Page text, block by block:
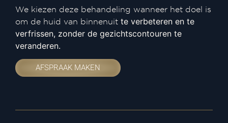
We kiezen deze behandeling wanneer het doel is
om de huid van binnenuit te verbeteren en te
verfrissen, zonder de gezichtscontouren te
veranderen.
AFSPRAAK MAKEN